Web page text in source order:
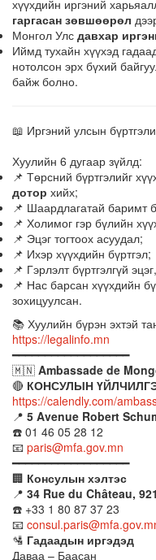
хүүхдийн иргэний
гаргасан зөвшөөрөл
Монгол Улс давхар
Иймд тухайн хүүхэд
нотолсон эрх бүхий
байж болно.
📖 Иргэний улсын
Хуулийн 6 дугаар зүйлд:
📌 Төрсний бүртгэлийг
дотор хийх;
📌 Шаардлагатай баримт
📌 Холимог гэр бүлийн
📌 Эцэг тогтоох асуудал;
📌 Ихэр хүүхдийн бүртгэл;
📌 Гэрлэлт бүртгэлгүй
📌 Нас барсан хүүхдийн
зохицуулсан.
📚 Хуулийн бүрэн эхтэй
https://legalinfo.mn
━━━━━━━━━━━━━━━━━━
🇲🇳 Ambassade de
🔴 КОНСУЛЫН
https://calendly.com/
📍 5 Avenue Robert
☎️ 01 46 05 28 12
📧 paris@mfa.gov.mn
━━━━━━━━━━━━━━━━━━
🏢 Консулын хэлтэс
📍 34 Rue du Château,
☎️ +33 1 80 87 37 23
📧
🛂 Гадаадын иргэдэд
Даваа – Баасан